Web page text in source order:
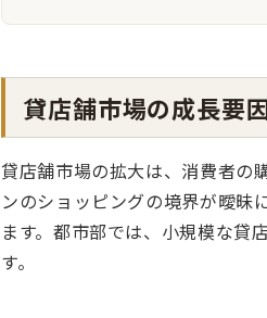
貸店舗市場の成長要
貸店舗市場の拡大は、消費者の
ンのショッピングの境界が曖昧
ます。都市部では、小規模な貸
す。